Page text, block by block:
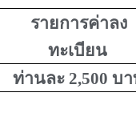
รายการค่าลง
ทะเบียน
ท่านละ 2,500 บ